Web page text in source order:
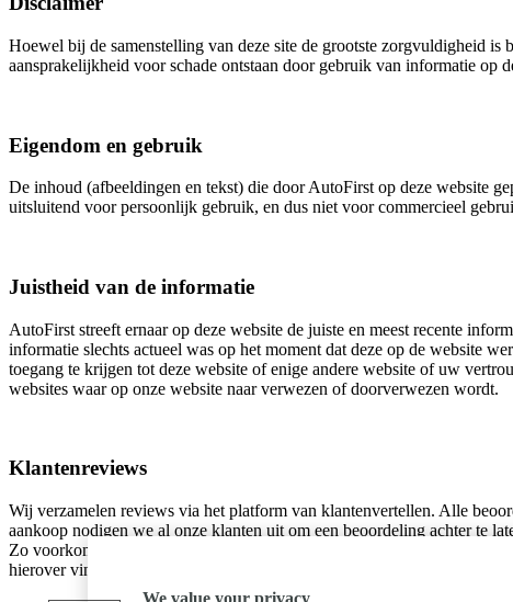
Hoewel bij de samenstelling van deze site de grootste zorgvuldigheid is
aansprakelijkheid voor schade ontstaan door gebruik van informatie op
Eigendom en gebruik
De inhoud (afbeeldingen en tekst) die door AutoFirst op deze website
uitsluitend voor persoonlijk gebruik, en dus niet voor commercieel
Juistheid van de informatie
AutoFirst streeft ernaar op deze website de juiste en meest recente
informatie slechts actueel was op het moment dat deze op de website
toegang te krijgen tot deze website of enige andere website of uw
websites waar op onze website naar verwezen of doorverwezen wordt.
Klantenreviews
Wij verzamelen reviews via het platform van klantenvertellen. Alle
aankoop nodigen we al onze klanten uit om een beoordeling achter te
Zo voorkomen we nepreviews. Als een review wordt geplaatst nadat
hierover vind je op de reviewpagina van
We value your privacy